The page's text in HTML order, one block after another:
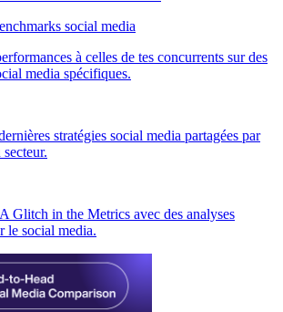
social media
à celles de tes concurrents sur des
media spécifiques.
stratégies social media partagées par
Glitch in the Metrics avec des analyses
le social media.